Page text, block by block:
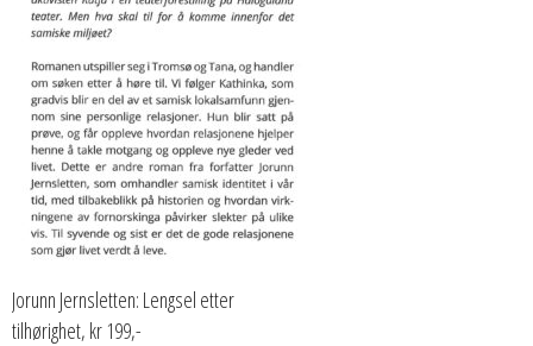
Jorunn Jernsletten: Lengsel etter
tilhørighet, kr 199,-